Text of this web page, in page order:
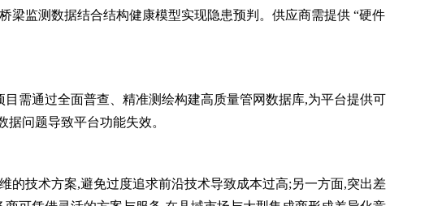
梁监测数据结合结构健康模型实现隐患预判。供应商需提供 “硬件
需通过全面普查、精准测绘构建高质量管网数据库,为平台提供可
问题导致平台功能失效。
的技术方案,避免过度追求前沿技术导致成本过高;另一方面,突出差